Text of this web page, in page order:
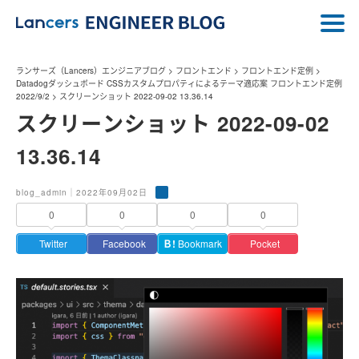
ランサーズ（Lancers）エンジニアブログ > フロントエンド > フロントエンド定例 >
Datadogダッシュボード CSSカスタムプロパティによるテーマ適応案 フロントエンド定例
2022/9/2 > スクリーンショット 2022-09-02 13.36.14
スクリーンショット 2022-09-02
13.36.14
blog_admin｜2022年09月02日
0
Twitter
0
Facebook
0
Ｂ! Bookmark
0
Pocket